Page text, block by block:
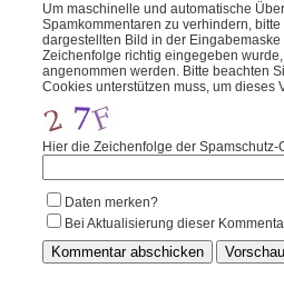
Um maschinelle und automatische
Spamkommentaren zu verhindern,
dargestellten Bild in der
Zeichenfolge richtig eingegeben
angenommen werden. Bitte beachten
Cookies unterstützen muss, um dieses
Hier die Zeichenfolge der Spamschutz-
Daten merken?
Bei Aktualisierung dieser